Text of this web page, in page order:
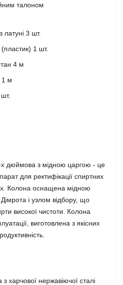
талоном
латуні 3 шт.
1 шт.
4 м
1 м
х дюймова з мідною царгою - це
для ректифікації спиртних
Колона оснащена мідною
і узлом відбору, що
високої чистоти. Колона
виготовлена з якісних
харчової нержавіючої сталі